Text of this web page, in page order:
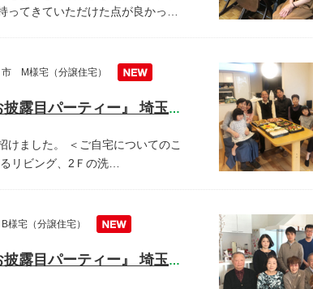
ってきていただけた点が良かっ…
M様宅（分譲住宅）
開催しました! 『新築お披露目パーティー』 埼玉県越谷市 M様宅
けました。
＜ご自宅についてのこ
リビング、2Ｆの洗…
宅（分譲住宅）
開催しました! 『新築お披露目パーティー』 埼玉県川越市 B様宅